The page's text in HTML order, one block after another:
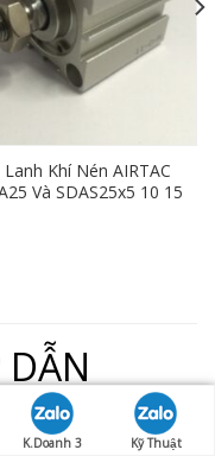
Lanh Khí Nén AIRTAC
Và SDAS25x5 10 15
DẪN
K.Doanh 3 Kỹ Thuật